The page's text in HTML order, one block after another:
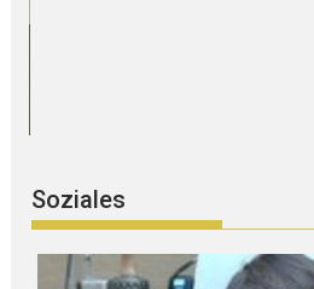
Soziales